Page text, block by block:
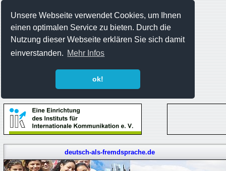
Unsere Webseite verwendet Cookies, um Ihnen
einen optimalen Service zu bieten. Durch die
Nutzung dieser Webseite erklären Sie sich damit
einverstanden. Mehr Infos
ok!
deutsch-als-fremdsprache.de